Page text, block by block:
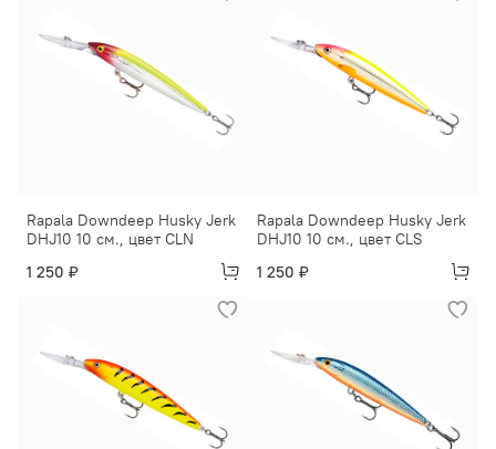
Rapala Downdeep Husky Jerk
DHJ10 10 см., цвет CLN
1 250 ₽
Rapala Downdeep Husky Jerk
DHJ10 10 см., цвет CLS
1 250 ₽